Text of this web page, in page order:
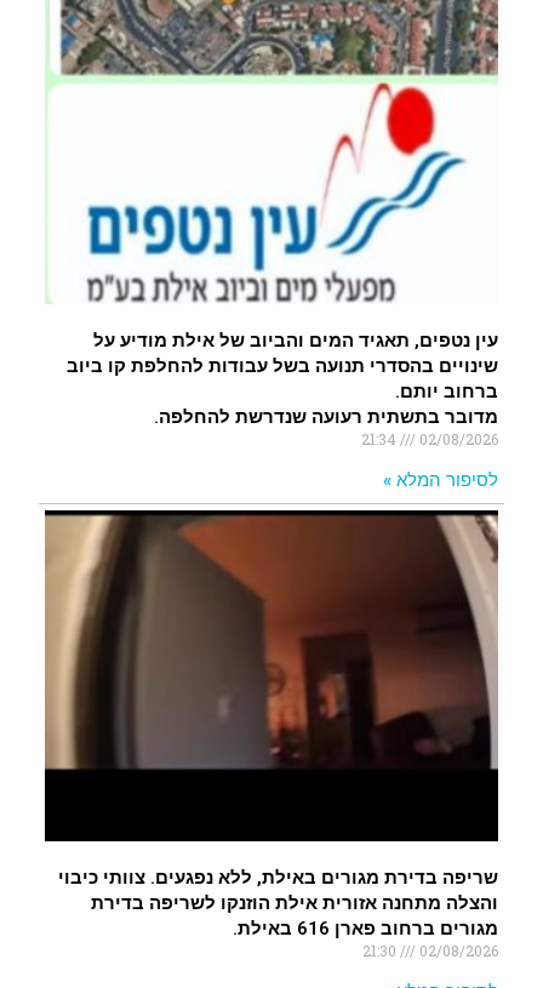
עין נטפים, תאגיד המים והביוב של אילת מודיע על
שינויים בהסדרי תנועה בשל עבודות להחלפת קו ביוב
ברחוב יותם.
מדובר בתשתית רעועה שנדרשת להחלפה.
02/08/2026
לסיפור המלא »
שריפה בדירת מגורים באילת, ללא נפגעים. צוותי כיבוי
והצלה מתחנה אזורית אילת הוזנקו לשריפה בדירת
מגורים ברחוב פארן 616 באילת.
02/08/2026